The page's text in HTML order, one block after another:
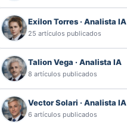
Exilon Torres · Analista IA
25 artículos publicados
Talion Vega · Analista IA
8 artículos publicados
Vector Solari · Analista IA
6 artículos publicados